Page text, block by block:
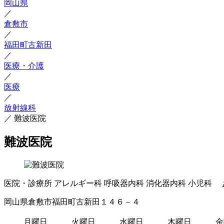
岡山県
／
倉敷市
／
福田町古新田
／
医療・介護
／
医療
／
放射線科
／ 難波医院
難波医院
医院・診療所 アレルギー科 呼吸器内科 消化器内科 小児科
岡山県倉敷市福田町古新田１４６－４
月曜日 火曜日 水曜日 木曜日